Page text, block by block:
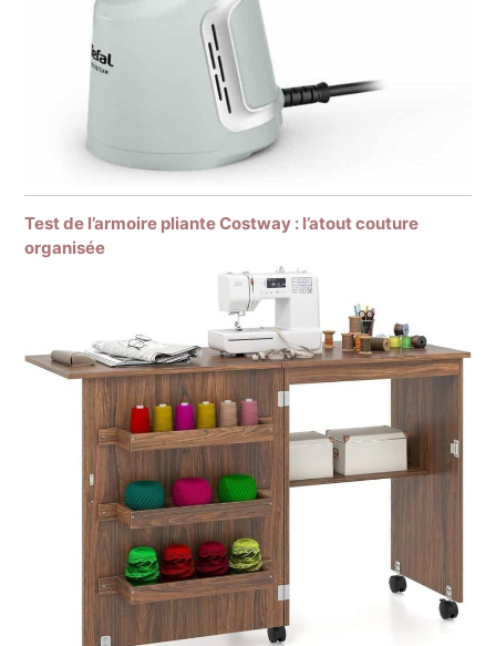
Test de l’armoire pliante Costway : l’atout couture
organisée